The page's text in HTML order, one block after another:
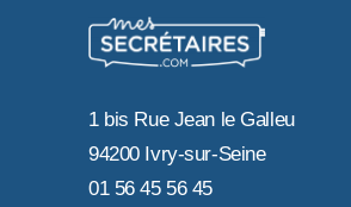
1 bis Rue Jean le Galleu
94200 Ivry-sur-Seine
01 56 45 56 45